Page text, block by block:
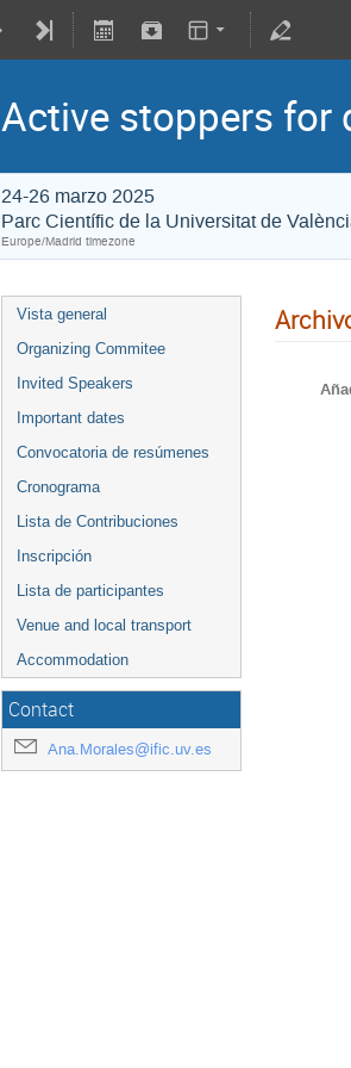
Active stoppers for
24-26 marzo 2025
Parc Científic de la Universitat de
Europe/Madrid timezone
Vista general
Organizing Commitee
Invited Speakers
Important dates
Convocatoria de resúmenes
Cronograma
Lista de Contribuciones
Inscripción
Lista de participantes
Venue and local transport
Accommodation
Contact
Ana.Morales@ific.uv.es